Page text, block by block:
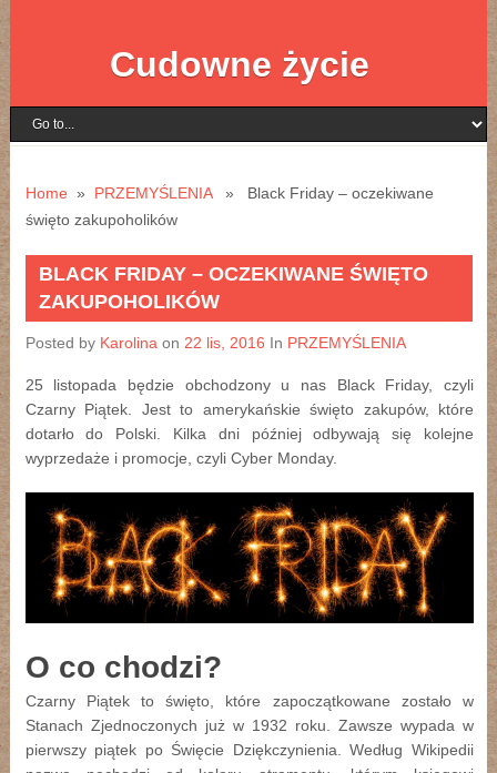
Cudowne życie
Home » PRZEMYŚLENIA» Black Friday – oczekiwane
święto zakupoholików
BLACK FRIDAY – OCZEKIWANE ŚWIĘTO
ZAKUPOHOLIKÓW
Posted by Karolina on 22 lis, 2016 In PRZEMYŚLENIA
25 listopada będzie obchodzony u nas Black Friday, czyli
Czarny Piątek. Jest to amerykańskie święto zakupów, które
dotarło do Polski. Kilka dni później odbywają się kolejne
wyprzedaże i promocje, czyli Cyber Monday.
O co chodzi?
Czarny Piątek to święto, które zapoczątkowane zostało w
Stanach Zjednoczonych już w 1932 roku. Zawsze wypada w
pierwszy piątek po Święcie Dziękczynienia. Według Wikipedii